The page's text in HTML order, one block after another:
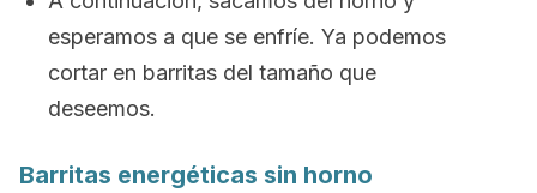
esperamos a que se enfríe. Ya podemos
cortar en barritas del tamaño que
deseemos.
Barritas energéticas sin horno